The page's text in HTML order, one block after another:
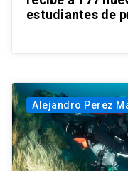
estudiantes de
Alejandro Perez